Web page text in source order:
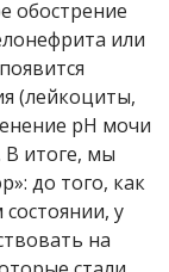
обострение
или
(лейкоциты,
рН мочи
В итоге, мы
до того, как
у
на